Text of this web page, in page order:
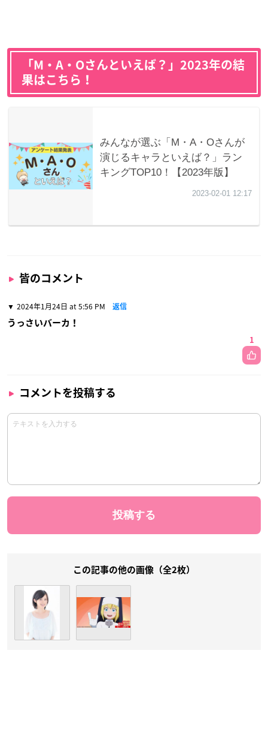
「M・A・Oさんといえば？」2023年の結
果はこちら！
皆のコメント
2024年1月24日 at 5:56 PM 返信
うっさいバーカ！
1
コメントを投稿する
この記事の他の画像（全2枚）